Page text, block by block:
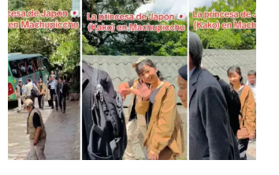
Relaciones diplomáticas